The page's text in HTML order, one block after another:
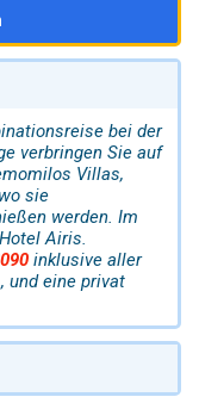
bei der
verbringen Sie auf
Villas,
sie
werden. Im
Airis.
inklusive aller
und eine privat